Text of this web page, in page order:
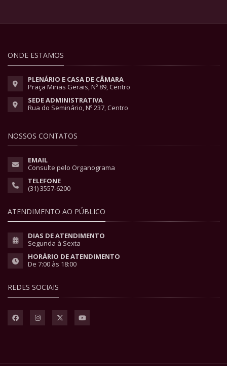
ONDE ESTAMOS
PLENÁRIO E CASA DE CÂMARA
Praça Minas Gerais, Nº 89, Centro
SEDE ADMINISTRATIVA
Rua do Seminário, Nº 237, Centro
NOSSOS CONTATOS
EMAIL
Consulte pelo Organograma
TELEFONE
(31) 3557-6200
ATENDIMENTO AO PÚBLICO
DIAS DE ATENDIMENTO
Segunda à Sexta
HORÁRIO DE ATENDIMENTO
De 7:00 às 18:00
REDES SOCIAIS